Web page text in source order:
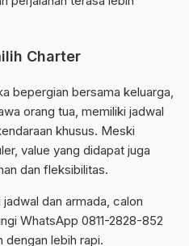
Charter
bepergian bersama keluarga,
orang tua, memiliki jadwal
khusus. Meski
value yang didapat juga
dan fleksibilitas.
dan armada, calon
WhatsApp 0811-2828-852
dengan lebih rapi.